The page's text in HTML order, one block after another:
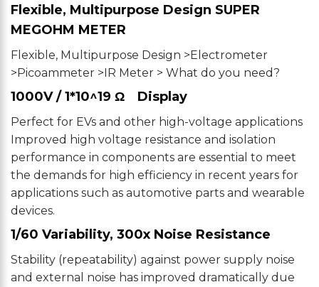
Flexible, Multipurpose Design SUPER
MEGOHM METER
Flexible, Multipurpose Design >Electrometer
>Picoammeter >IR Meter > What do you need?
1000V / 1*10^19 Ω Display
Perfect for EVs and other high-voltage applications
Improved high voltage resistance and isolation
performance in components are essential to meet
the demands for high efficiency in recent years for
applications such as automotive parts and wearable
devices.
1/60 Variability, 300x Noise Resistance
Stability (repeatability) against power supply noise
and external noise has improved dramatically due